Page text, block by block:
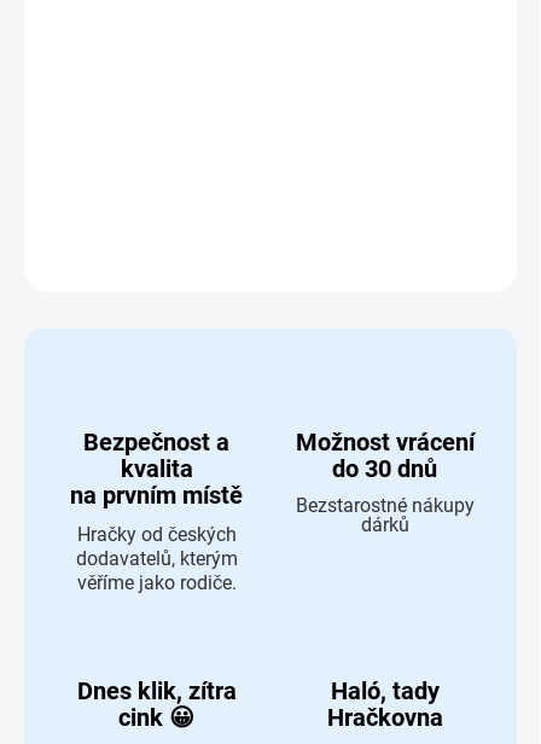
Bezpečnost a
kvalita
na prvním místě
Hračky od českých
dodavatelů, kterým
věříme jako rodiče.
Možnost vrácení
do 30 dnů
Bezstarostné nákupy
dárků
Dnes klik, zítra
cink 😀
Haló, tady
Hračkovna